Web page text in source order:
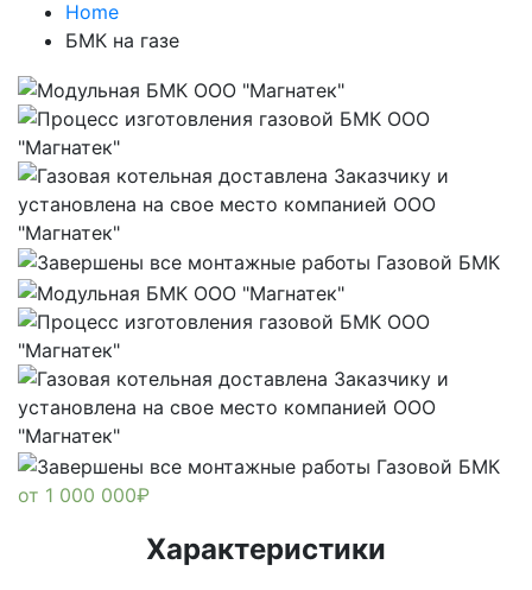
Home
БМК на газе
от 1 000 000₽
Характеристики